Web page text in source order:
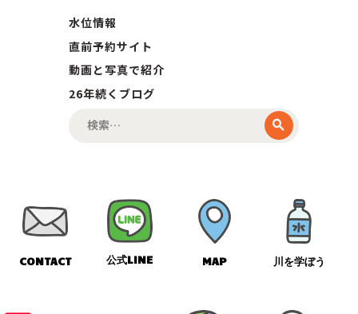
水位情報
直前予約サイト
動画と写真で紹介
26年続くブログ
CONTACT 公式LINE MAP 川を学ぼう